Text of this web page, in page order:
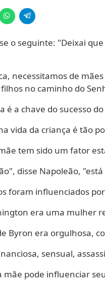
o seguinte: "Deixai
necessitamos de
no caminho do
é a chave do sucesso
vida da criança é tão
tem sido um fator
disse Napoleão,
foram influenciados
era uma mulher
Byron era orgulhosa,
sensual,
mãe pode influenciar